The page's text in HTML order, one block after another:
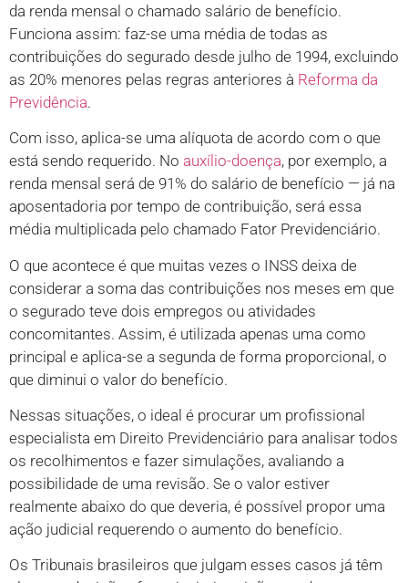
da renda mensal o chamado salário de benefício.
Funciona assim: faz-se uma média de todas as
contribuições do segurado desde julho de 1994, excluindo
as 20% menores pelas regras anteriores à Reforma da
Previdência.
Com isso, aplica-se uma alíquota de acordo com o que
está sendo requerido. No auxílio-doença, por exemplo, a
renda mensal será de 91% do salário de benefício — já na
aposentadoria por tempo de contribuição, será essa
média multiplicada pelo chamado Fator Previdenciário.
O que acontece é que muitas vezes o INSS deixa de
considerar a soma das contribuições nos meses em que
o segurado teve dois empregos ou atividades
concomitantes. Assim, é utilizada apenas uma como
principal e aplica-se a segunda de forma proporcional, o
que diminui o valor do benefício.
Nessas situações, o ideal é procurar um profissional
especialista em Direito Previdenciário para analisar todos
os recolhimentos e fazer simulações, avaliando a
possibilidade de uma revisão. Se o valor estiver
realmente abaixo do que deveria, é possível propor uma
ação judicial requerendo o aumento do benefício.
Os Tribunais brasileiros que julgam esses casos já têm